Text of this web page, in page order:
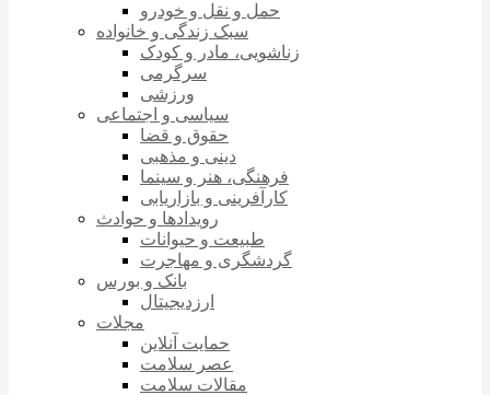
حمل و نقل و خودرو
سبک زندگی و خانواده
زناشویی، مادر و کودک
سرگرمی
ورزشی
سیاسی و اجتماعی
حقوق و قضا
دینی و مذهبی
فرهنگی، هنر و سینما
کارآفرینی و بازاریابی
رویدادها و حوادث
طبیعت و حیوانات
گردشگری و مهاجرت
بانک و بورس
ارزدیجیتال
مجلات
حمایت آنلاین
عصر سلامت
مقالات سلامت